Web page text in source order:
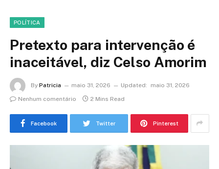
POLÍTICA
Pretexto para intervenção é
inaceitável, diz Celso Amorim
By Patricia maio 31, 2026 Updated:
maio 31, 2026
Nenhum comentário
2 Mins Read
Facebook Twitter Pinterest